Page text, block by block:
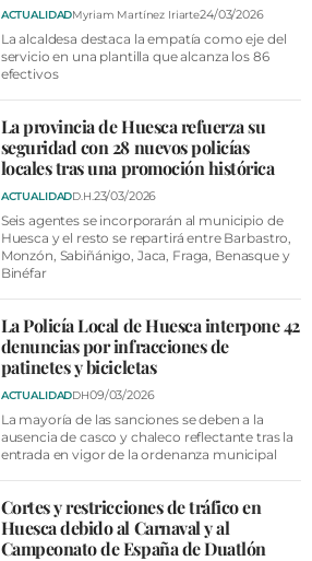
ACTUALIDADMyriam Martínez Iriarte24/03/2026
La alcaldesa destaca la empatía como eje del
servicio en una plantilla que alcanza los 86
efectivos
La provincia de Huesca refuerza su
seguridad con 28 nuevos policías
locales tras una promoción histórica
ACTUALIDADD.H. 23/03/2026
Seis agentes se incorporarán al municipio de
Huesca y el resto se repartirá entre Barbastro,
Monzón, Sabiñánigo, Jaca, Fraga, Benasque y
Binéfar
La Policía Local de Huesca interpone 42
denuncias por infracciones de
patinetes y bicicletas
ACTUALIDADDH09/03/2026
La mayoría de las sanciones se deben a la
ausencia de casco y chaleco reflectante tras la
entrada en vigor de la ordenanza municipal
Cortes y restricciones de tráfico en
Huesca debido al Carnaval y al
Campeonato de España de Duatlón